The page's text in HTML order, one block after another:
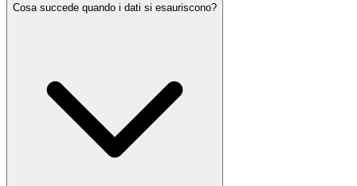
Cosa succede quando i dati si esauriscono?